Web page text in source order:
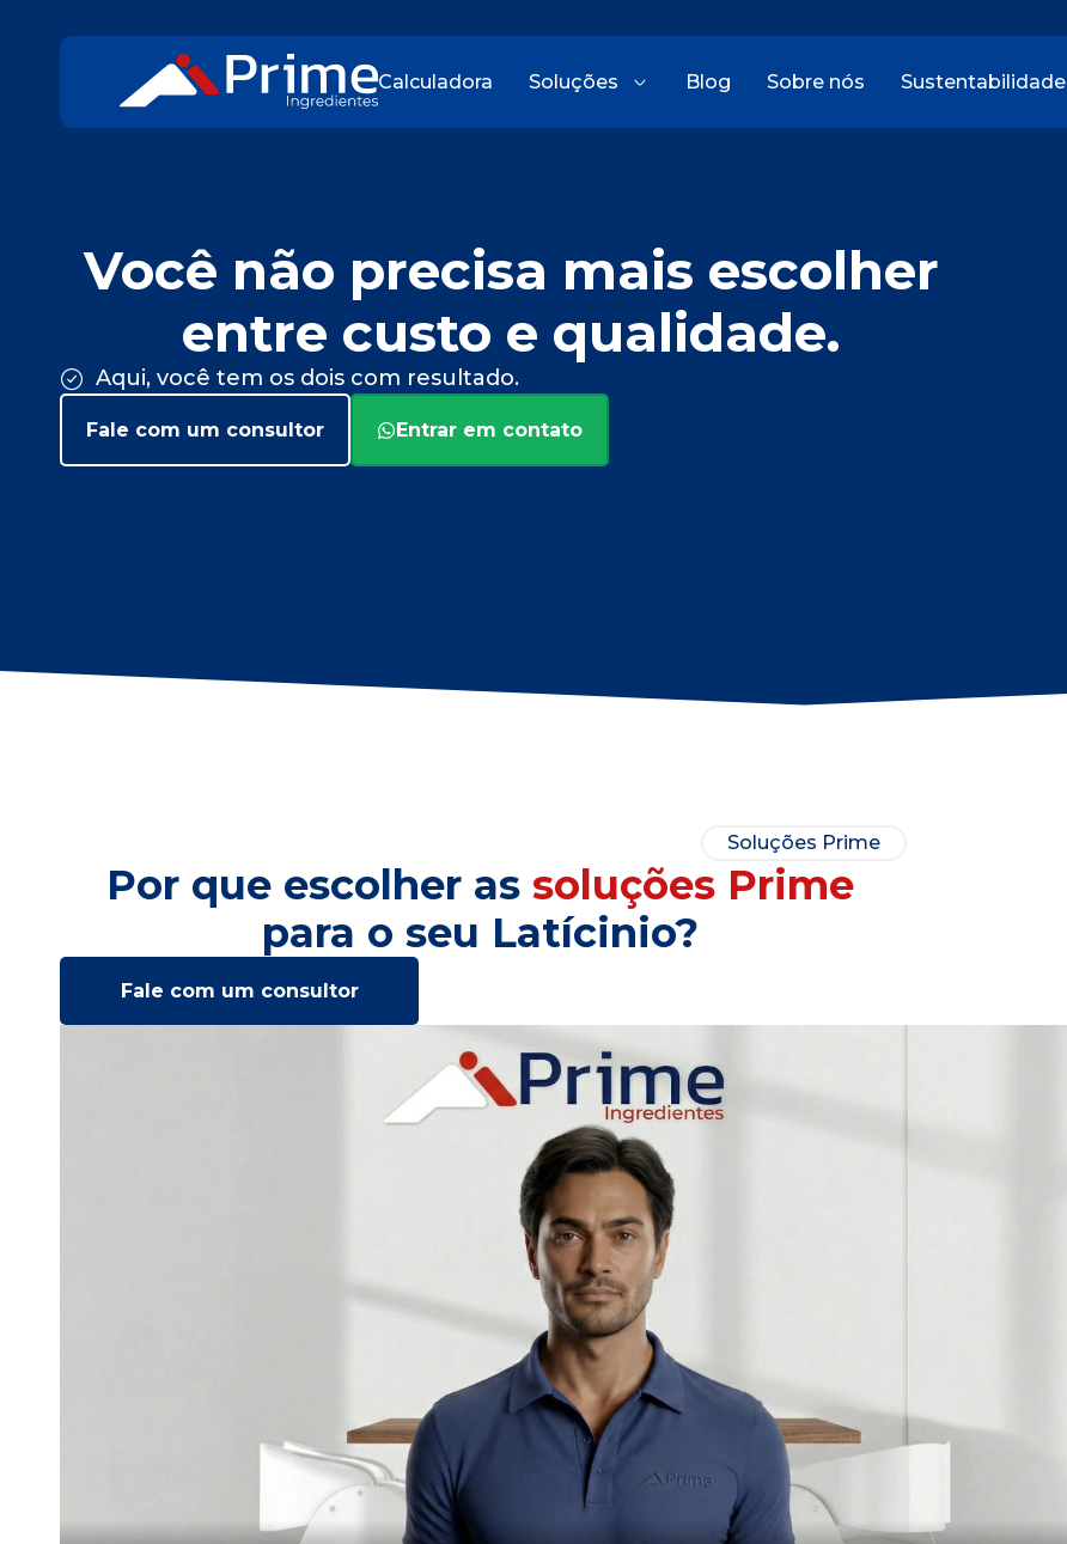
Calculadora Soluções Blog Sobre nós Sustentabilidade
Você não precisa mais escolher
entre custo e qualidade.
Aqui, você tem os dois com resultado.
Fale com um consultor Entrar em contato
Soluções Prime
Por que escolher as soluções Prime
para o seu Latícinio?
Fale com um consultor